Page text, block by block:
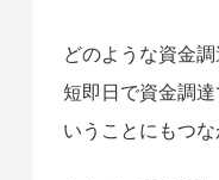
どのような資金
短即日で資金調
いうことにもつな